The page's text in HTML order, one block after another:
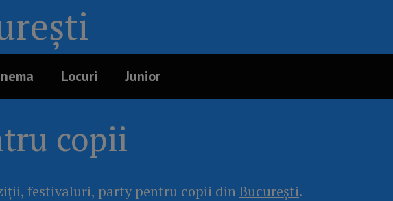
Locuri Junior
copii
festivaluri, party pentru copii din București.